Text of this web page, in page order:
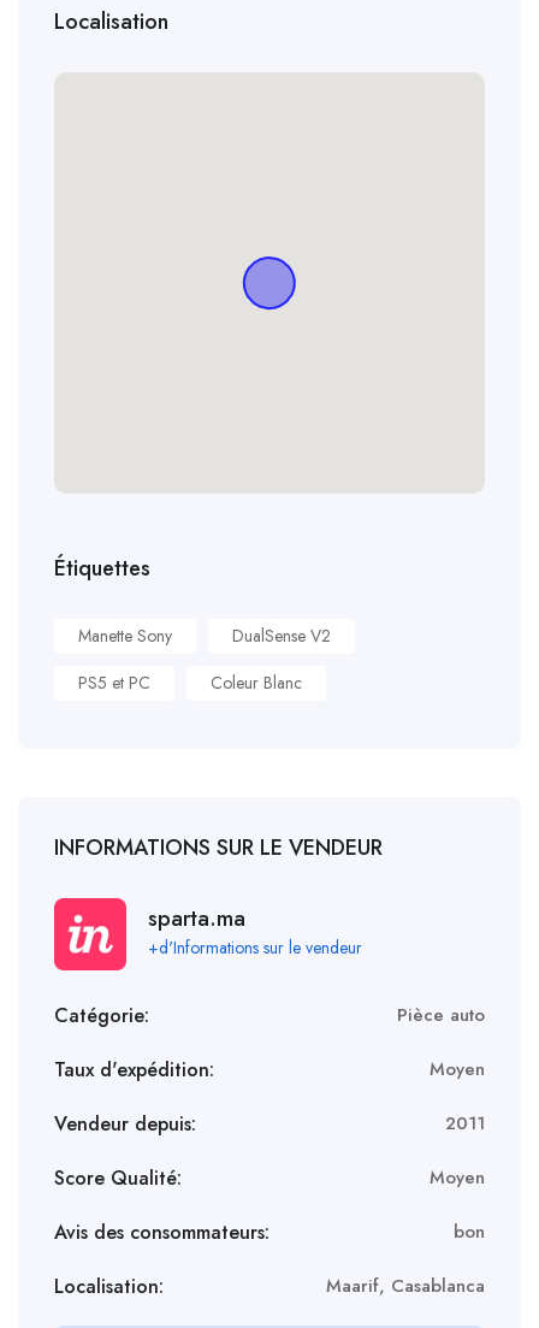
Localisation
Étiquettes
Manette Sony
DualSense V2
PS5 et PC
Coleur Blanc
INFORMATIONS SUR LE VENDEUR
sparta.ma
+d'Informations sur le vendeur
Catégorie: Pièce auto
Taux d'expédition: Moyen
Vendeur depuis: 2011
Score Qualité: Moyen
Avis des consommateurs: bon
Localisation: Maarif, Casablanca